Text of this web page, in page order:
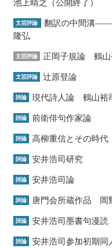
文芸評論
翻訳の中間溝
隆弘
文芸評論 正岡子規論 鶴山
文芸評論 辻原登論
詩論 現代詩人論 鶴山裕
詩論 前衛俳句作家論
詩論 高柳重信とその時代
詩論 安井浩司研究
詩論 安井浩司論
詩論 唐門会所蔵作品 岡
詩論 安井浩司墨書句漫
詩論 安井浩司参加初期